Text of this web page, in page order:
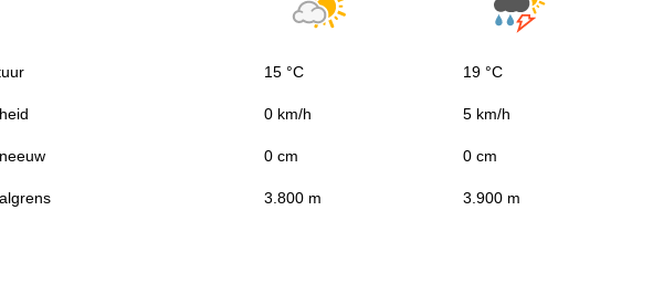
15 °C 19 °C
0 km/h 5 km/h
0 cm 0 cm
3.800 m 3.900 m